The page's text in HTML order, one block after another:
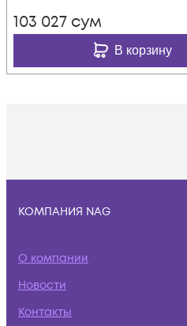
103 027 сум
В корзину
КОМПАНИЯ NAG
О компании
Новости
Контакты